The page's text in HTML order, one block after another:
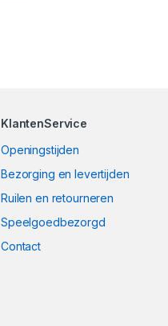
KlantenService
Openingstijden
Bezorging en levertijden
Ruilen en retourneren
Speelgoedbezorgd
Contact